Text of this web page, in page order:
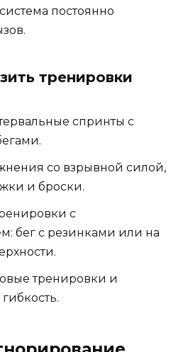
постоянно
тренировки
спринты с
со взрывной силой,
и броски.
с
бег с резинками или на
тренировки и